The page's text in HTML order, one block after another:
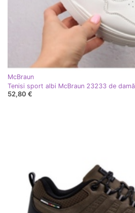
McBraun
Tenisi sport albi McBraun 23233 de damă
52,80 €